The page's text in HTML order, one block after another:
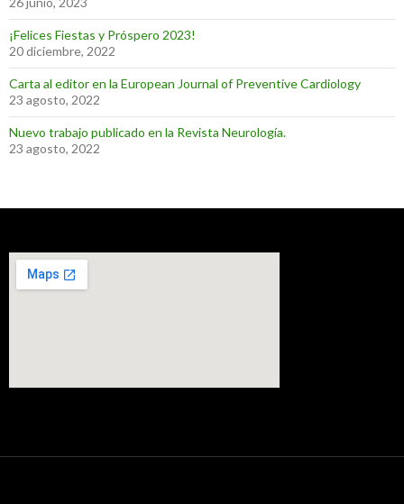
¡Felices Fiestas y Próspero 2023!
20 diciembre, 2022
Carta al editor en la European Journal of Preventive Cardiology
23 agosto, 2022
Nuevo trabajo publicado en la Revista Neurología.
23 agosto, 2022